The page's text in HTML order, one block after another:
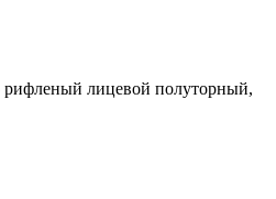
лицевой полуторный,